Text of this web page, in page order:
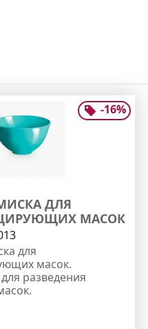
-16%
ДЛЯ
МАСОК
для
масок.
разведения